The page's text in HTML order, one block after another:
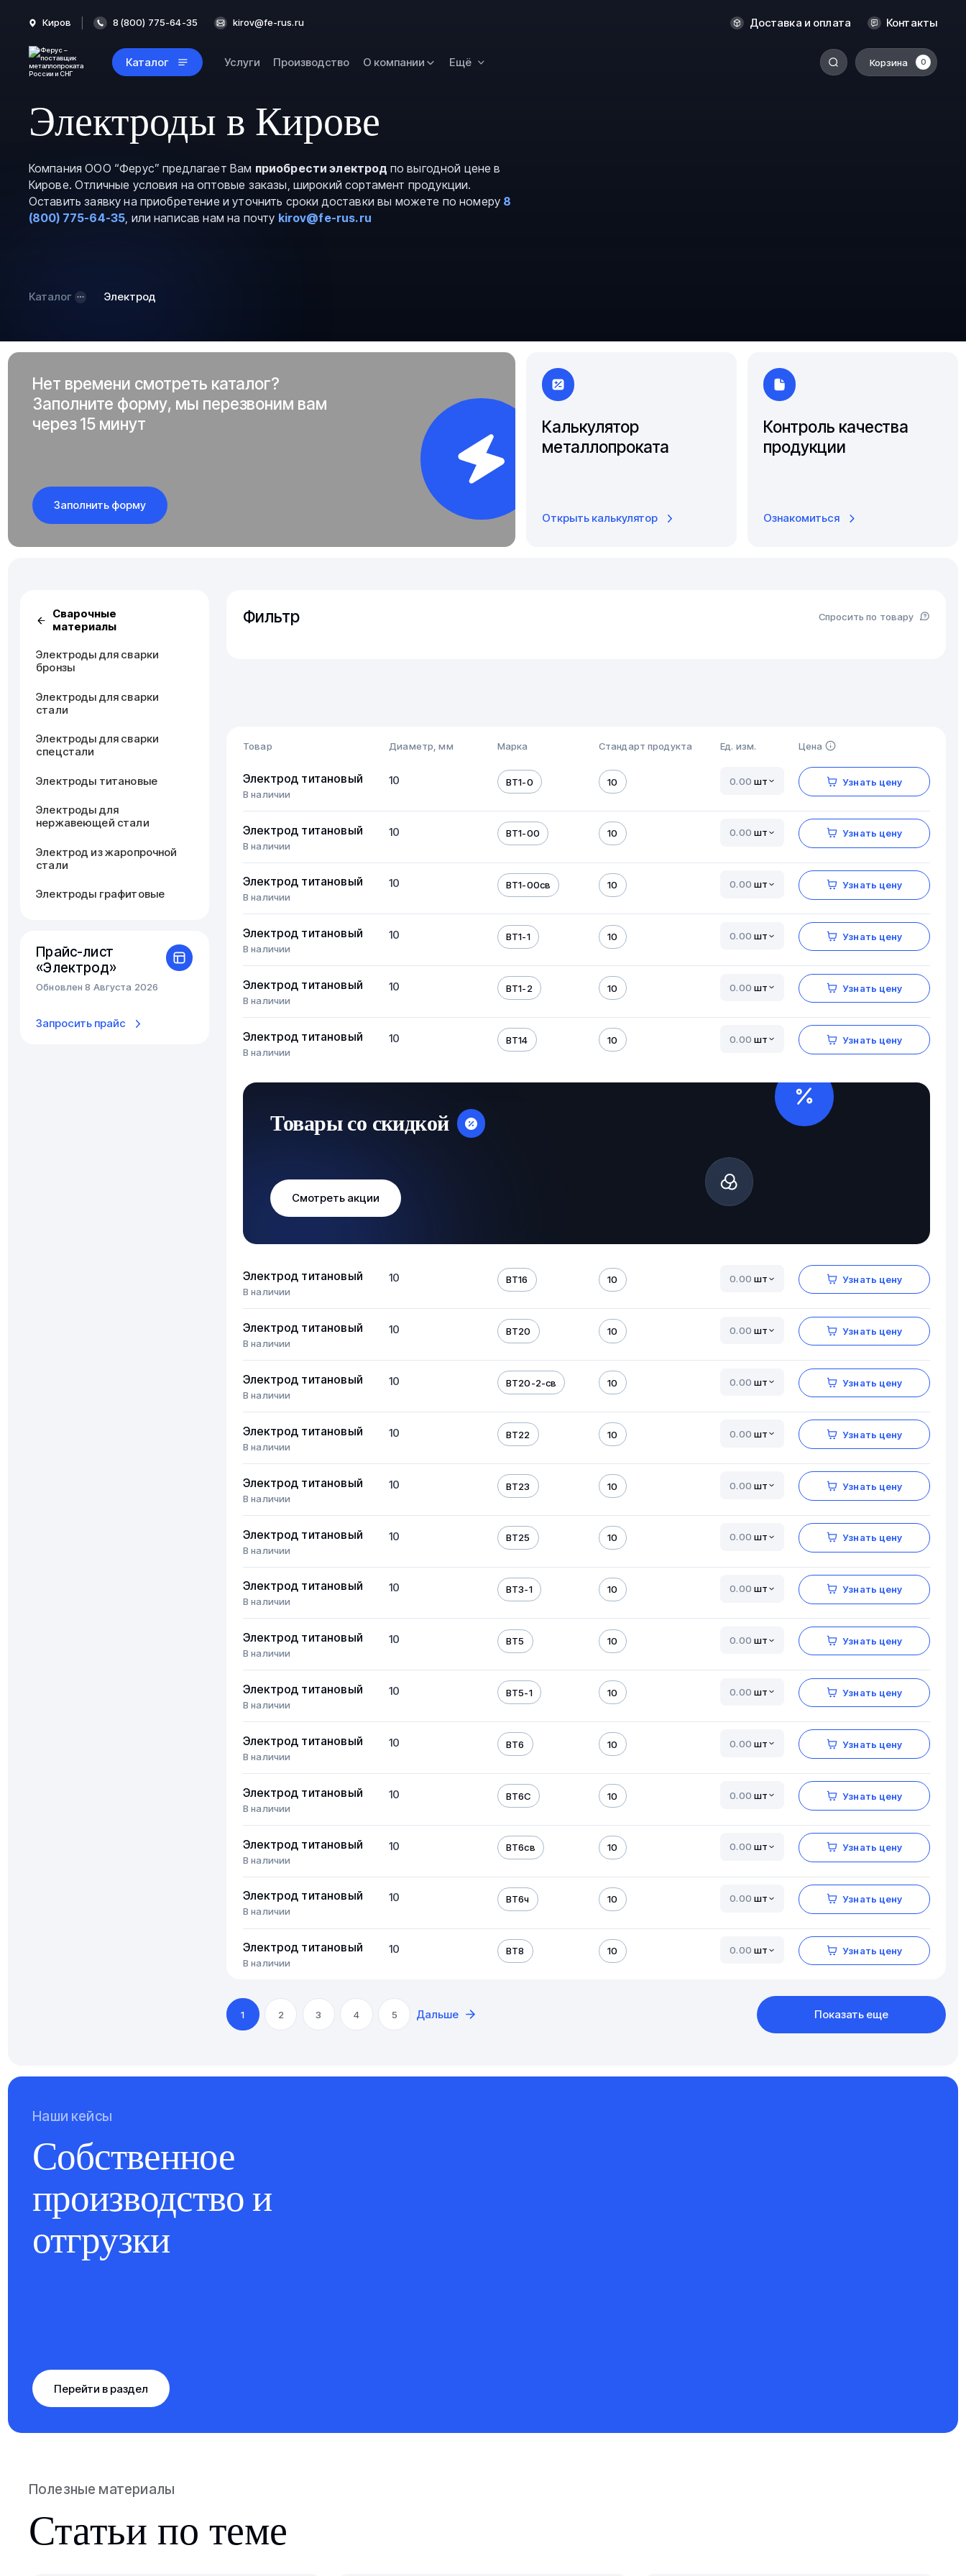
Киров 8 (800) 775-64-35 kirov@fe-rus.ru Доставка и оплата Контакты
Каталог Услуги Производство О компании Ещё Корзина 0
Оренбург
Ростов-на-Дону
Якутск
Ярославль
Электроды в Кирове
Компания ООО “Ферус” предлагает Вам приобрести электрод по выгодной цене в
Кирове. Отличные условия на оптовые заказы, широкий сортамент продукции.
Оставить заявку на приобретение и уточнить сроки доставки вы можете по номеру 8
(800) 775-64-35, или написав нам на почту kirov@fe-rus.ru
Каталог Электрод
Нет времени смотреть каталог?
Заполните форму, мы перезвоним вам
через 15 минут
Заполнить форму
Калькулятор
металлопроката
Открыть калькулятор
Контроль качества
продукции
Ознакомиться
Сварочные
материалы
Электроды для сварки
бронзы
Электроды для сварки
стали
Электроды для сварки
спецстали
Электроды титановые
Электроды для
нержавеющей стали
Электрод из жаропрочной
стали
Электроды графитовые
Прайс-лист
«Электрод»
Обновлен 8 Августа 2026
Запросить прайс
Фильтр Спросить по товару
Товар Диаметр, мм Марка Стандарт продукта Ед. изм. Цена
Электрод титановый
В наличии
10 ВТ1-0 10 шт Узнать цену
Электрод титановый
В наличии
10 ВТ1-00 10 шт Узнать цену
Электрод титановый
В наличии
10 ВТ1-00св 10 шт Узнать цену
Электрод титановый
В наличии
10 ВТ1-1 10 шт Узнать цену
Электрод титановый
В наличии
10 ВТ1-2 10 шт Узнать цену
Электрод титановый
В наличии
10 ВТ14 10 шт Узнать цену
Товары со скидкой
Смотреть акции
Электрод титановый
В наличии
10 ВТ16 10 шт Узнать цену
Электрод титановый
В наличии
10 ВТ20 10 шт Узнать цену
Электрод титановый
В наличии
10 ВТ20-2-св 10 шт Узнать цену
Электрод титановый
В наличии
10 ВТ22 10 шт Узнать цену
Электрод титановый
В наличии
10 ВТ23 10 шт Узнать цену
Электрод титановый
В наличии
10 ВТ25 10 шт Узнать цену
Электрод титановый
В наличии
10 ВТ3-1 10 шт Узнать цену
Электрод титановый
В наличии
10 ВТ5 10 шт Узнать цену
Электрод титановый
В наличии
10 ВТ5-1 10 шт Узнать цену
Электрод титановый
В наличии
10 ВТ6 10 шт Узнать цену
Электрод титановый
В наличии
10 ВТ6С 10 шт Узнать цену
Электрод титановый
В наличии
10 ВТ6св 10 шт Узнать цену
Электрод титановый
В наличии
10 ВТ6ч 10 шт Узнать цену
Электрод титановый
В наличии
10 ВТ8 10 шт Узнать цену
1 2 3 4 5 Дальше Показать еще
Наши кейсы
Собственное
производство и
отгрузки
Перейти в раздел
Полезные материалы
Статьи по теме